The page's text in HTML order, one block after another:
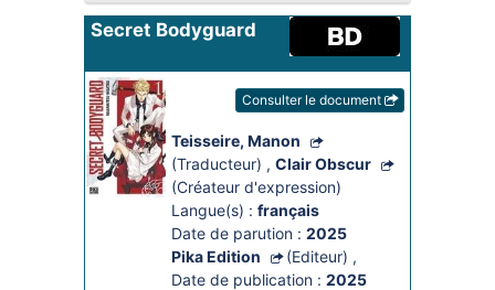
Secret Bodyguard
Consulter le document
Teisseire, Manon
(Traducteur) ,Clair Obscur
(Créateur d'expression)
Langue(s) : français
Date de parution : 2025
Pika Edition
(Editeur) ,
Date de publication : 2025